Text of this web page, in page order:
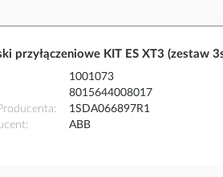
przyłączeniowe KIT ES XT3 (zestaw
1001073
8015644008017
1SDA066897R1
ABB